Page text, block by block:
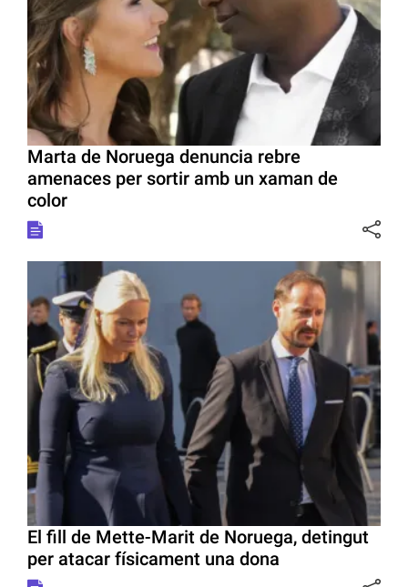
Marta de Noruega denuncia rebre
amenaces per sortir amb un xaman de
color
El fill de Mette-Marit de Noruega, detingut
per atacar físicament una dona